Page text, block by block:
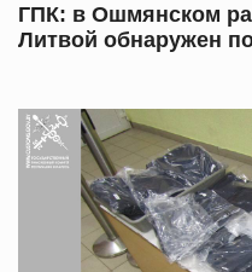
ГПК: в Ошмянском
Литвой обнаружен